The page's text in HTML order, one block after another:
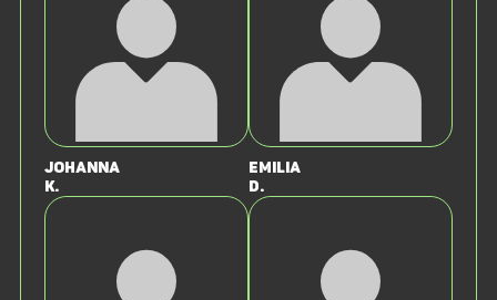
Johanna
K.
Emilia
D.